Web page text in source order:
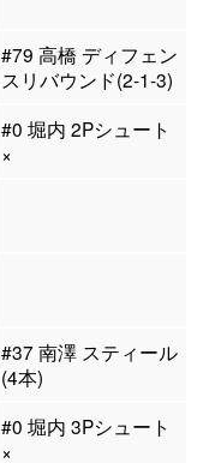
#79 高橋 ディフェン
スリバウンド(2-1-3)
#0 堀内 2Pシュート
×
#37 南澤 スティール
(4本)
#0 堀内 3Pシュート
×